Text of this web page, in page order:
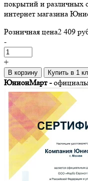
покрытий и различных
интернет магазина
Розничная цена2 409
-
+
В корзину Купить в 1
ЮнионМарт -